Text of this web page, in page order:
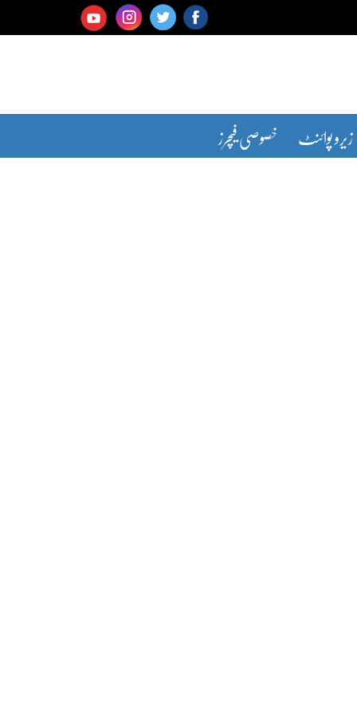
زیرو پوائنٹ خصوصی فیچرز